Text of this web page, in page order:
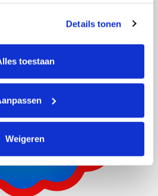
op elk moment wijzigen of
onderaan de pagina. De
in het tabblad “details”.
Details tonen
toestaan
Weigeren